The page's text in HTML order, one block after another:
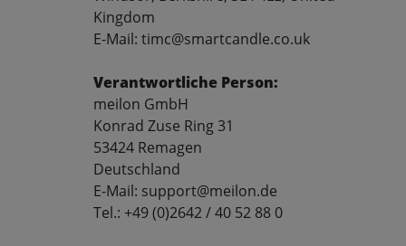
Kingdom
E-Mail: timc@smartcandle.co.uk
Verantwortliche Person:
meilon GmbH
Konrad Zuse Ring 31
53424 Remagen
Deutschland
E-Mail: support@meilon.de
Tel.: +49 (0)2642 / 40 52 88 0